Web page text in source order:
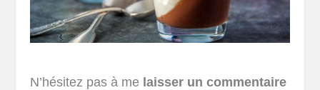
N’hésitez pas à me laisser un commentaire